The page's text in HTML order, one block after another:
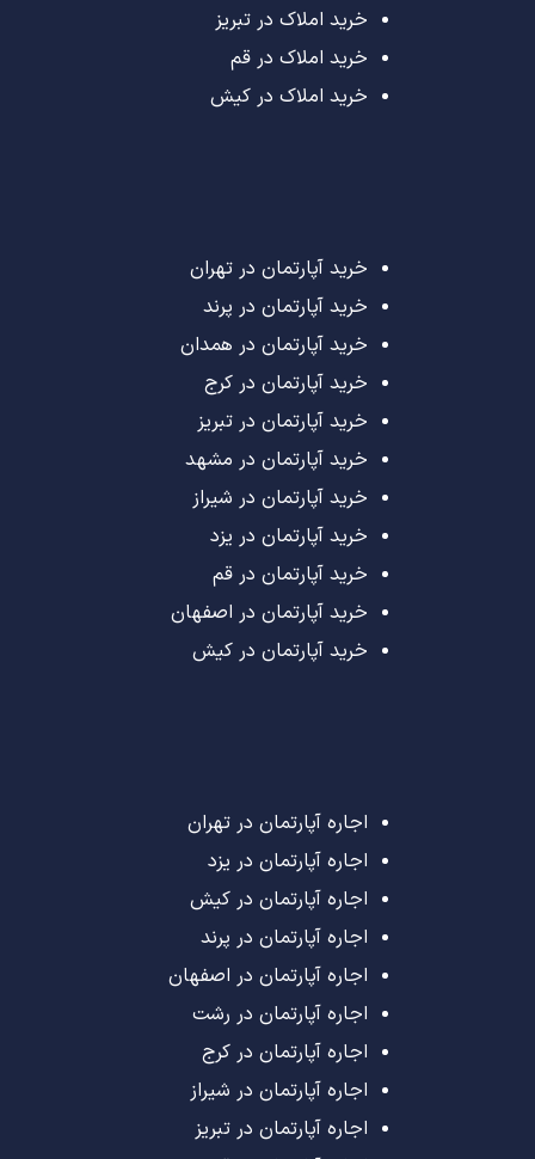
خرید املاک در تبریز
خرید املاک در قم
خرید املاک در کیش
خرید آپارتمان در تهران
خرید آپارتمان در پرند
خرید آپارتمان در همدان
خرید آپارتمان در کرج
خرید آپارتمان در تبریز
خرید آپارتمان در مشهد
خرید آپارتمان در شیراز
خرید آپارتمان در یزد
خرید آپارتمان در قم
خرید آپارتمان در اصفهان
خرید آپارتمان در کیش
اجاره آپارتمان در تهران
اجاره آپارتمان در یزد
اجاره آپارتمان در کیش
اجاره آپارتمان در پرند
اجاره آپارتمان در اصفهان
اجاره آپارتمان در رشت
اجاره آپارتمان در کرج
اجاره آپارتمان در شیراز
اجاره آپارتمان در تبریز